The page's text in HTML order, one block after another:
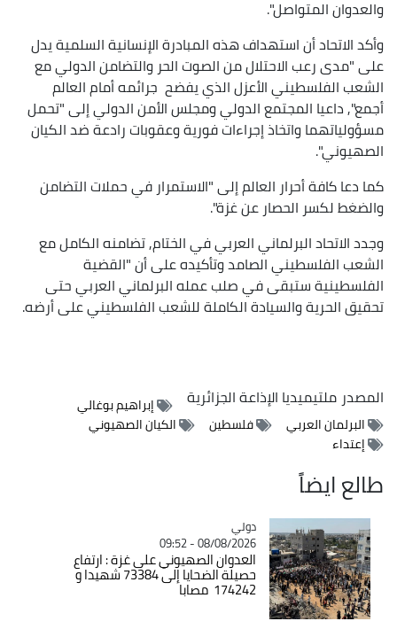
والعدوان المتواصل".
وأكد الاتحاد أن استهداف هذه المبادرة الإنسانية السلمية يدل
على "مدى رعب الاحتلال من الصوت الحر والتضامن الدولي مع
الشعب الفلسطيني الأعزل الذي يفضح جرائمه أمام العالم
أجمع", داعيا المجتمع الدولي ومجلس الأمن الدولي إلى "تحمل
مسؤولياتهما واتخاذ إجراءات فورية وعقوبات رادعة ضد الكيان
الصهيوني".
كما دعا كافة أحرار العالم إلى "الاستمرار في حملات التضامن
والضغط لكسر الحصار عن غزة".
وجدد الاتحاد البرلماني العربي في الختام, تضامنه الكامل مع
الشعب الفلسطيني الصامد وتأكيده على أن "القضية
الفلسطينية ستبقى في صلب عمله البرلماني العربي حتى
تحقيق الحرية والسيادة الكاملة للشعب الفلسطيني على أرضه.
المصدرملتيميديا الإذاعة الجزائرية
إبراهيم بوغالي
البرلمان العربي
فلسطين
الكيان الصهيوني
إعتداء
طالع ايضاً
Catégorie
دولي
08/08/2026 - 09:52
العدوان الصهيوني على غزة : ارتفاع
حصيلة الضحايا إلى 73384 شهيدا و
174242 مصابا